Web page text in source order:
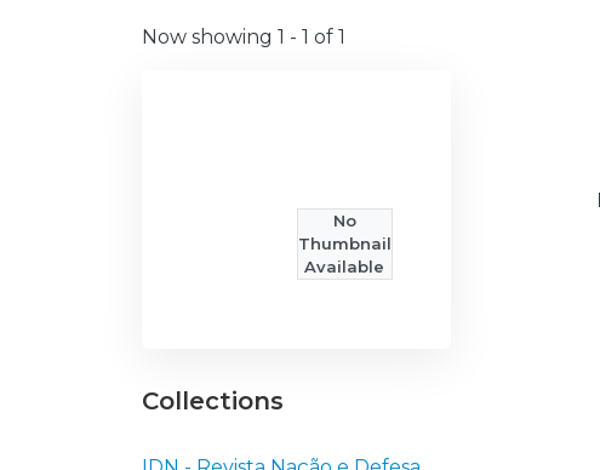
Now showing 1 - 1 of 1
No
Thumbnail
Available
Collections